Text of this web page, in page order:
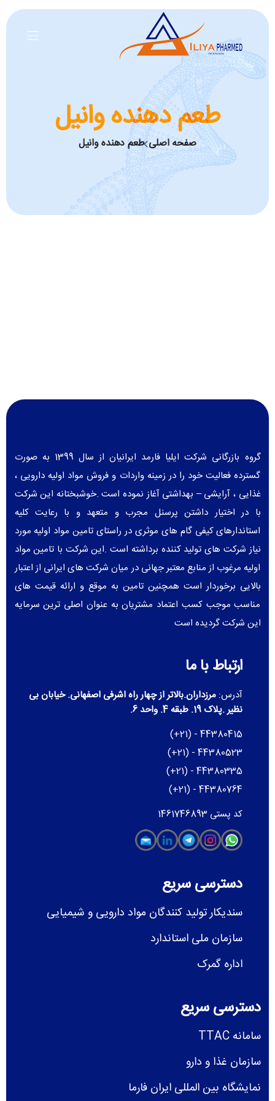
طعم دهنده وانیل
صفحه اصلی طعم دهنده وانیل
گروه بازرگانی شرکت ایلیا فارمد ایرانیان از سال 1399 به صورت
گسترده فعالیت خود را در زمینه واردات و فروش مواد اولیه دارویی ،
غذایی ، آرایشی – بهداشتی آغاز نموده است .خوشبختانه این شرکت
با در اختیار داشتن پرسنل مجرب و متعهد و با رعایت کلیه
استاندارهای کیفی گام های موثری در راستای تامین مواد اولیه مورد
نیاز شرکت های تولید کننده برداشته است .این شرکت با تامین مواد
اولیه مرغوب از منابع معتبر جهانی در میان شرکت های ایرانی از اعتبار
بالایی برخوردار است همچنین تامین به موقع و ارائه قیمت های
مناسب موجب کسب اعتماد مشتریان به عنوان اصلی ترین سرمایه
این شرکت گردیده است
ارتباط با ما
آدرس:مرزداران.بالاتر از چهار راه اشرفی اصفهانی. خیابان بی
نظیر .پلاک 19. طبقه 4. واحد 6.
(+21) - 44380415
(+21) - 44380523
(+21) - 44380335
(+21) - 44380764
کد پستی 1461746893
دسترسی سریع
سندیکار تولید کنندگان مواد دارویی و شیمیایی
سازمان ملی استاندارد
اداره گمرک
دسترسی سریع
سامانه TTAC
سازمان غذا و دارو
نمایشگاه بین المللی ایران فارما